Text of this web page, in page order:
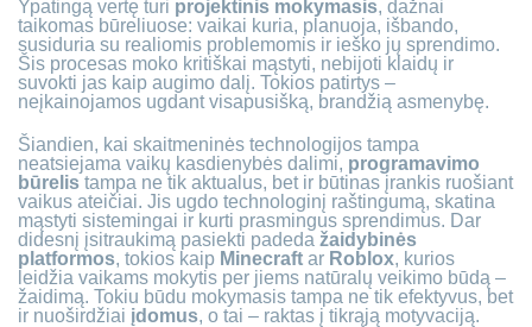
Ypatingą vertę turi projektinis mokymasis, dažnai
taikomas būreliuose: vaikai kuria, planuoja, išbando,
susiduria su realiomis problemomis ir ieško jų sprendimo.
Šis procesas moko kritiškai mąstyti, nebijoti klaidų ir
suvokti jas kaip augimo dalį. Tokios patirtys –
neįkainojamos ugdant visapusišką, brandžią asmenybę.
Šiandien, kai skaitmeninės technologijos tampa
neatsiejama vaikų kasdienybės dalimi, programavimo
būrelis tampa ne tik aktualus, bet ir būtinas įrankis ruošiant
vaikus ateičiai. Jis ugdo technologinį raštingumą, skatina
mąstyti sistemingai ir kurti prasmingus sprendimus. Dar
didesnį įsitraukimą pasiekti padeda žaidybinės
platformos, tokios kaip Minecraft ar Roblox, kurios
leidžia vaikams mokytis per jiems natūralų veikimo būdą –
žaidimą. Tokiu būdu mokymasis tampa ne tik efektyvus, bet
ir nuoširdžiai įdomus, o tai – raktas į tikrąją motyvaciją.